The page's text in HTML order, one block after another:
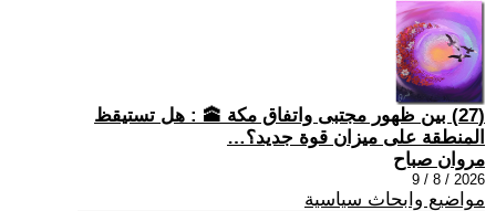
(27) بين ظهور مجتبى واتفاق مكة 🕋 : هل تستيقظ
المنطقة على ميزان قوة جديد؟…
مروان صباح
2026 / 8 / 9
مواضيع وابحاث سياسية